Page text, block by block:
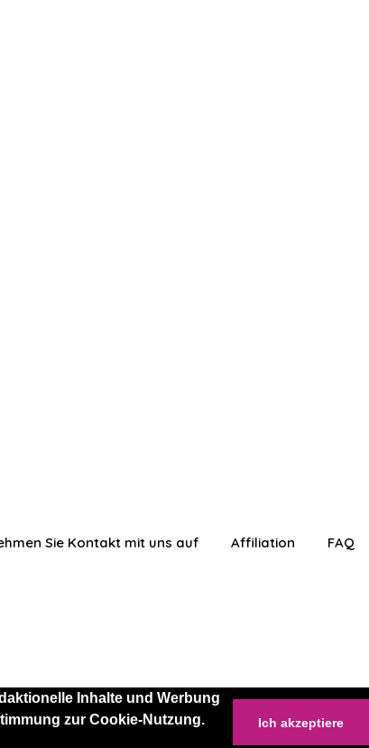
Inhalte und Werbung
zur Cookie-Nutzung.
Ich akzeptiere
Einloggen
Sie Kontakt mit uns auf Affiliation FAQ